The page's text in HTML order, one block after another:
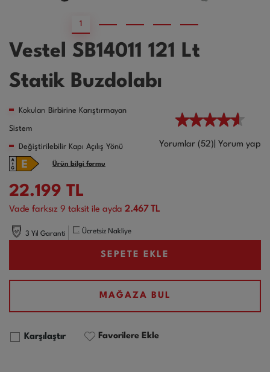
1
Vestel SB14011 121 Lt
Statik Buzdolabı
Kokuları Birbirine Karıştırmayan
Sistem
Değiştirilebilir Kapı Açılış Yönü Yorumlar (52) Yorum yap
Ürün bilgi formu
22.199 TL
Vade farksız 9 taksit ile ayda 2.467 TL
3 Yıl Garanti Ücretsiz Nakliye
SEPETE EKLE
MAĞAZA BUL
Karşılaştır Favorilere Ekle